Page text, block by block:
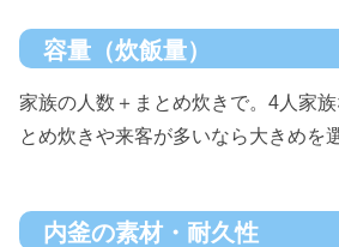
容量（炊飯量）
家族の人数＋まとめ炊きで。4人家族
とめ炊きや来客が多いなら大きめを
内釜の素材・耐久性